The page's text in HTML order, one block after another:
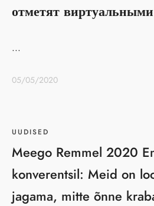
отметят
...
05/05/2020
UUDISED
Meego Remmel 2020
konverentsil: Meid on
jagama, mitte õnne